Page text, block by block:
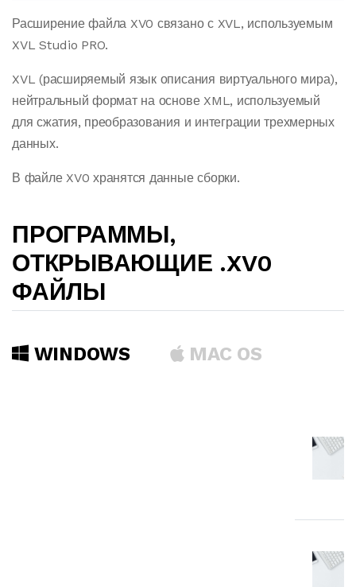
Расширение файла XV0 связано с XVL, используемым
XVL Studio PRO.
XVL (расширяемый язык описания виртуального мира),
нейтральный формат на основе XML, используемый
для сжатия, преобразования и интеграции трехмерных
данных.
В файле XV0 хранятся данные сборки.
ПРОГРАММЫ,
ОТКРЫВАЮЩИЕ .XV0
ФАЙЛЫ
WINDOWS MAC OS